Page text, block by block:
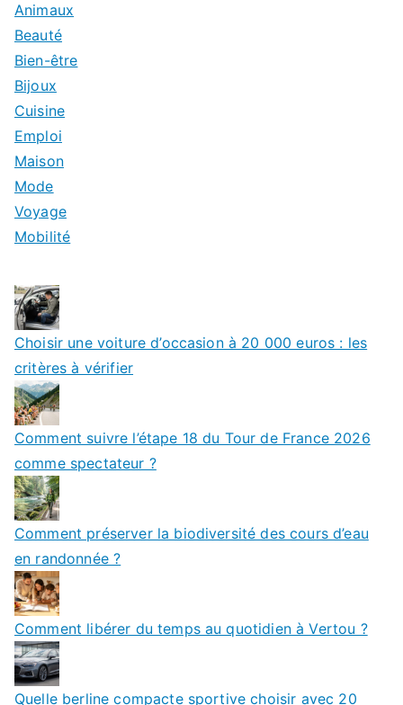
Animaux
Beauté
Bien-être
Bijoux
Cuisine
Emploi
Maison
Mode
Voyage
Mobilité
Choisir une voiture d’occasion à 20 000 euros : les
critères à vérifier
Comment suivre l’étape 18 du Tour de France 2026
comme spectateur ?
Comment préserver la biodiversité des cours d’eau
en randonnée ?
Comment libérer du temps au quotidien à Vertou ?
Quelle berline compacte sportive choisir avec 20